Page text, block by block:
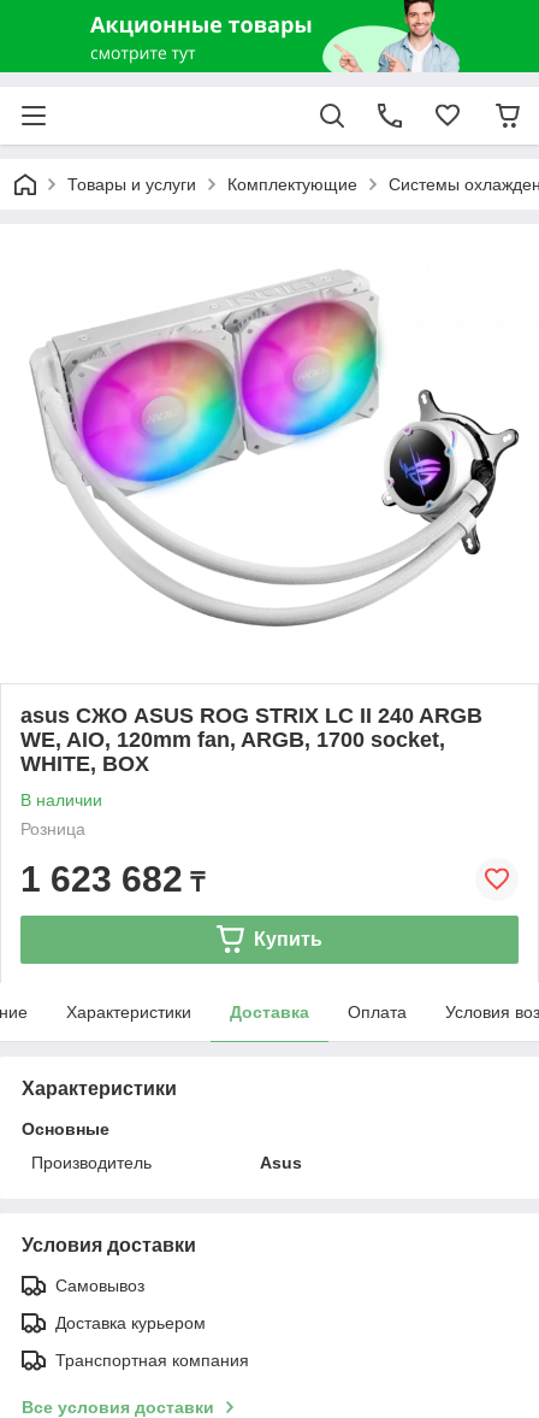
Товары и услуги Комплектующие Системы
asus СЖО ASUS ROG STRIX LC II 240 ARGB
WE, AIO, 120mm fan, ARGB, 1700 socket,
WHITE, BOX
В наличии
Розница
1 623 682 ₸
Купить
Характеристики Доставка Оплата Условия
Характеристики
Основные
Производитель
Asus
Условия доставки
Самовывоз
Доставка курьером
Транспортная компания
Все условия доставки